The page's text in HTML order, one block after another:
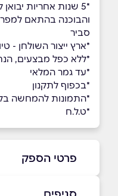
*5 שנות אחריות
והבוכנה בהתאם
סביר
*ארץ ייצור השולחן -
*ללא כפל מבצעים,
*עד גמר המלאי
*בכפוף לתקנון
*התמונות להמחשה
*ט.ל.ח
פרטי הספק